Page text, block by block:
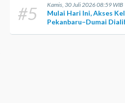
#5 Kamis, 30 Juli 2026 08:59 WIB
Mulai Hari Ini, Akses
Pekanbaru–Dumai